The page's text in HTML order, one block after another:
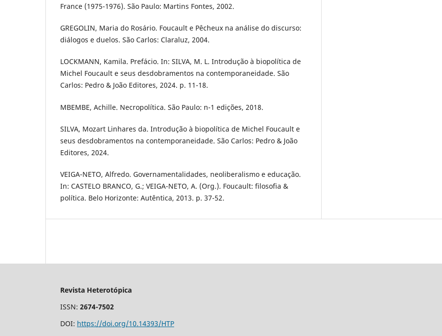
France (1975-1976). São Paulo: Martins Fontes, 2002.
GREGOLIN, Maria do Rosário. Foucault e Pêcheux na análise do discurso:
diálogos e duelos. São Carlos: Claraluz, 2004.
LOCKMANN, Kamila. Prefácio. In: SILVA, M. L. Introdução à biopolítica de
Michel Foucault e seus desdobramentos na contemporaneidade. São
Carlos: Pedro & João Editores, 2024. p. 11-18.
MBEMBE, Achille. Necropolítica. São Paulo: n-1 edições, 2018.
SILVA, Mozart Linhares da. Introdução à biopolítica de Michel Foucault e
seus desdobramentos na contemporaneidade. São Carlos: Pedro & João
Editores, 2024.
VEIGA-NETO, Alfredo. Governamentalidades, neoliberalismo e educação.
In: CASTELO BRANCO, G.; VEIGA-NETO, A. (Org.). Foucault: filosofia &
política. Belo Horizonte: Autêntica, 2013. p. 37-52.
Revista Heterotópica
ISSN: 2674-7502
DOI: https://doi.org/10.14393/HTP